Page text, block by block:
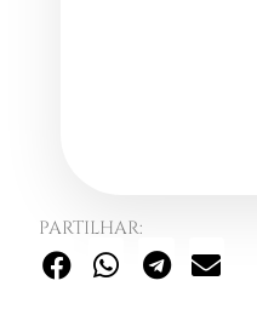
PARTILHAR: